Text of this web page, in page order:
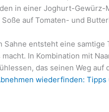
in einer Joghurt-
auf Tomaten- und
Sahne entsteht eine
In Kombination mit
das seinen Weg
wiederfinden: Tipps